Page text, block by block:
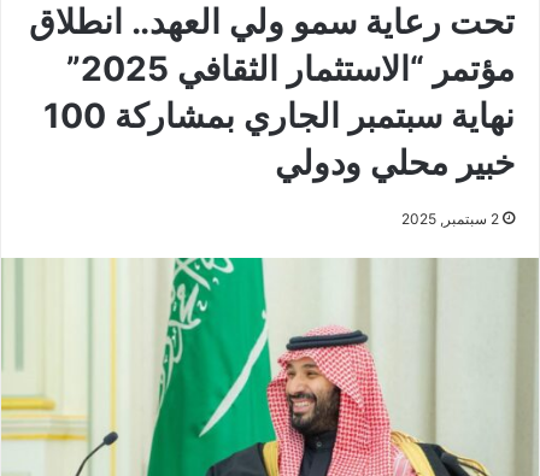
تحت رعاية سمو ولي العهد.. انطلاق
مؤتمر “الاستثمار الثقافي 2025”
نهاية سبتمبر الجاري بمشاركة 100
خبير محلي ودولي
2 سبتمبر, 2025